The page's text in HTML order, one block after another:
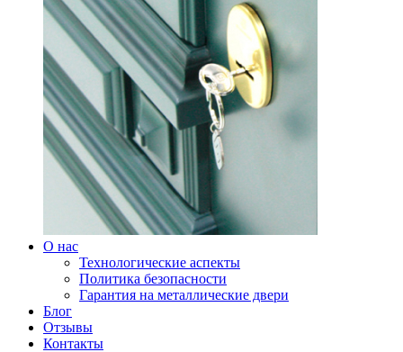
О нас
Технологические аспекты
Политика безопасности
Гарантия на металлические двери
Блог
Отзывы
Контакты